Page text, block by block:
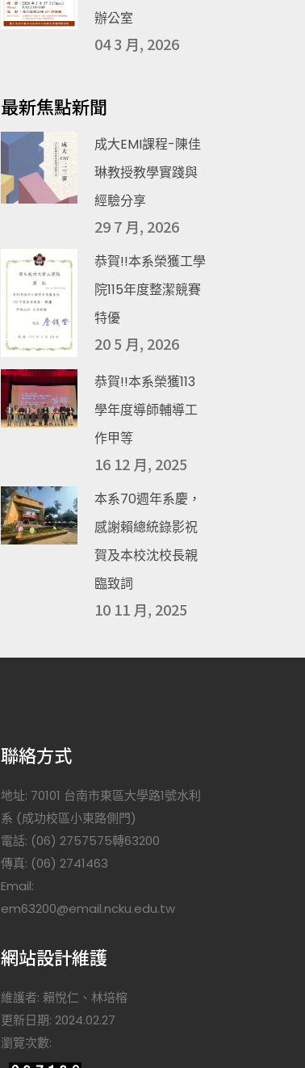
辦公室
04 3 月, 2026
最新焦點新聞
成大EMI課程-陳佳
琳教授教學實踐與
經驗分享
29 7 月, 2026
恭賀!!本系榮獲工學
院115年度整潔競賽
特優
20 5 月, 2026
恭賀!!本系榮獲113
學年度導師輔導工
作甲等
16 12 月, 2025
本系70週年系慶，
感謝賴總統錄影祝
賀及本校沈校長親
臨致詞
10 11 月, 2025
聯絡方式
地址: 70101 台南市東區大學路1號水利
系 (成功校區小東路側門)
電話: (06) 2757575轉63200
傳真: (06) 2741463
Email:
em63200@email.ncku.edu.tw
網站設計維護
維護者: 賴悅仁、林培榕
更新日期: 2024.02.27
瀏覽次數: